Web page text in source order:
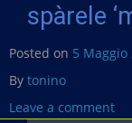
spàrele
Posted on 5 Maggio
By tonino
Leave a comment